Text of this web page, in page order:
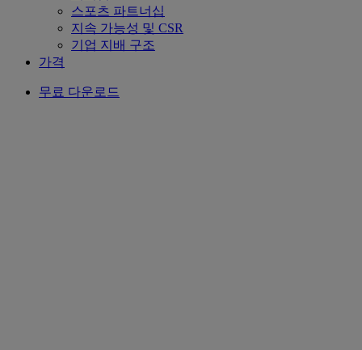
스포츠 파트너십
지속 가능성 및 CSR
기업 지배 구조
가격
무료 다운로드